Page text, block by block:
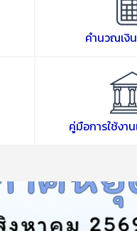
คำนวณเงิ
คู่มือการใช้งา